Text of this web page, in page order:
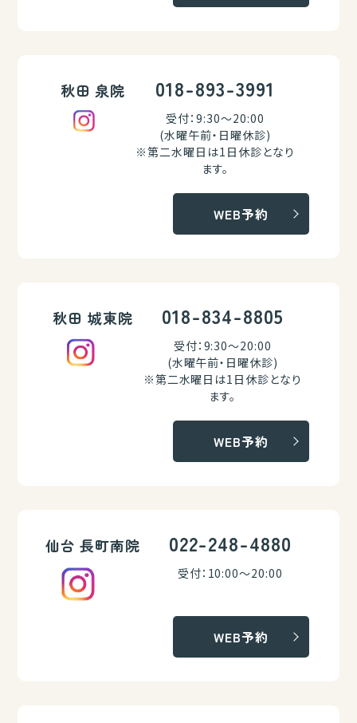
秋田 泉院 018-893-3991
受付：9:30～20:00
(水曜午前・日曜休診)
※第二水曜日は1日休診となり
ます。
WEB予約
秋田 城東院 018-834-8805
受付：9:30～20:00
(水曜午前・日曜休診)
※第二水曜日は1日休診となり
ます。
WEB予約
仙台 長町南院 022-248-4880
受付：10:00～20:00
WEB予約